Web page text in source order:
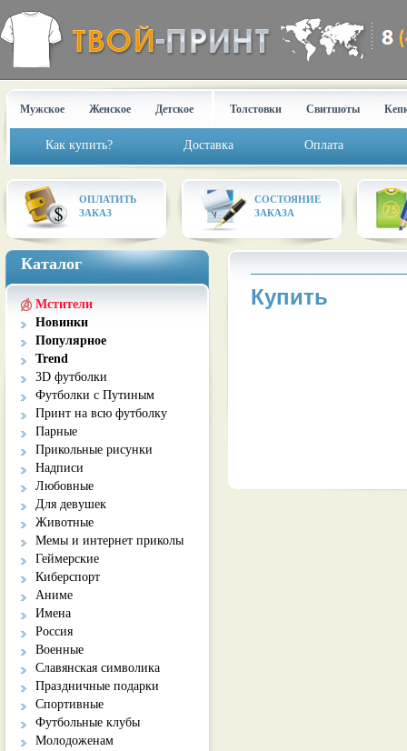
Мужское Женское Детское Толстовки Свитшоты
Как купить? Доставка Оплата
ОПЛАТИТЬ
ЗАКАЗ
СОСТОЯНИЕ
ЗАКАЗА
Каталог
Мстители
Новинки
Популярное
Trend
3D футболки
Футболки с Путиным
Принт на всю футболку
Парные
Прикольные рисунки
Надписи
Любовные
Для девушек
Животные
Мемы и интернет приколы
Геймерские
Киберспорт
Аниме
Имена
Россия
Военные
Славянская символика
Праздничные подарки
Спортивные
Футбольные клубы
Молодоженам
Купить